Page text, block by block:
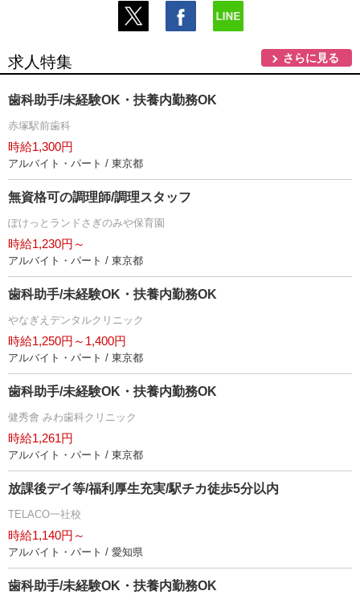
求人特集 さらに見る
歯科助手/未経験OK・扶養内勤務OK
赤塚駅前歯科
時給1,300円
アルバイト・パート / 東京都
無資格可の調理師/調理スタッフ
ぽけっとランドさぎのみや保育園
時給1,230円～
アルバイト・パート / 東京都
歯科助手/未経験OK・扶養内勤務OK
なぎえデンタルクリニック
時給1,250円～1,400円
アルバイト・パート / 東京都
歯科助手/未経験OK・扶養内勤務OK
健秀會 みわ歯科クリニック
時給1,261円
アルバイト・パート / 東京都
放課後デイ等/福利厚生充実/駅チカ徒歩5分以内
TELACO一社校
時給1,140円～
アルバイト・パート / 愛知県
歯科助手/未経験OK・扶養内勤務OK